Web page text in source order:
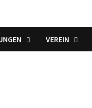
VEREIN